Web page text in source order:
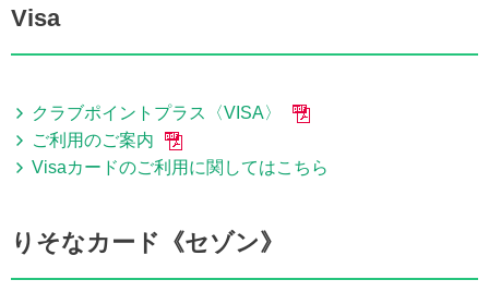
Visa
クラブポイントプラス〈VISA〉
ご利用のご案内
Visaカードのご利用に関してはこちら
りそなカード《セゾン》